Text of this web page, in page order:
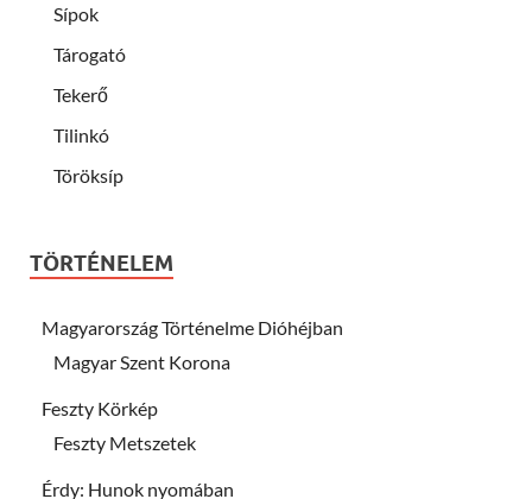
Sípok
Tárogató
Tekerő
Tilinkó
Töröksíp
TÖRTÉNELEM
Magyarország Történelme Dióhéjban
Magyar Szent Korona
Feszty Körkép
Feszty Metszetek
Érdy: Hunok nyomában